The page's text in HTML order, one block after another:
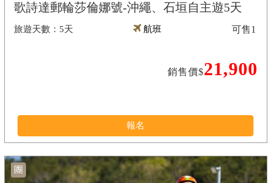
歌詩達郵輪莎倫娜號-沖繩、石垣自主遊5天
5天 航班
銷售價$21,900
可售1
報名
團